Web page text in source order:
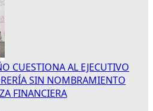
CUESTIONA AL EJECUTIVO
SIN NOMBRAMIENTO
FINANCIERA